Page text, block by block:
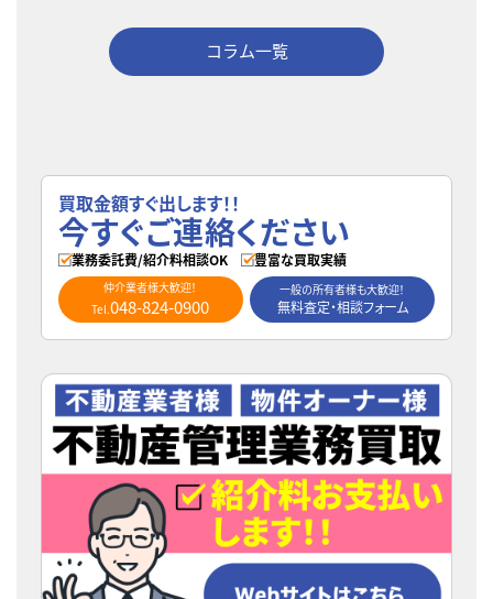
コラム一覧
買取金額すぐ出します！！
今すぐご連絡ください
業務委託費/紹介料相談OK 豊富な買取実績
仲介業者様大歓迎！
Tel.048-824-0900
一般の所有者様も大歓迎！
無料査定・相談フォーム